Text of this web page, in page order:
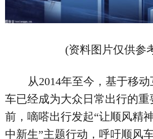
(资料图片仅供参
从2014年至今，基于移
车已经成为大众日常出行的重
前，嘀嗒出行发起“让顺风精
中新生”主题行动，呼吁顺风